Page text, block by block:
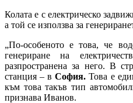
Колата е с електрическо
а той се използва за
„По-особеното е това, че
генериране на
разпространена за него. В
станция – вСофия. Това е
към това такъв тип
признава Иванов.